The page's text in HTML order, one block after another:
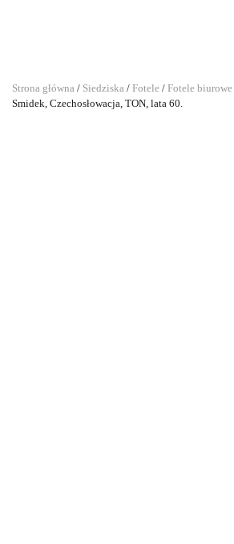
Strona główna / Siedziska / Fotele / Fotele biurowe
Smidek, Czechosłowacja, TON, lata 60.